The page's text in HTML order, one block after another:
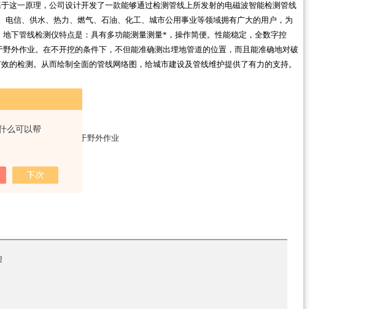
么可以帮
这一原理，公司设计开发了一款能够通过检测管线上所发射的电磁波智能检测管线
信、供水、热力、燃气、石油、化工、城市公用事业等领域拥有广大的用户，为
下管线检测仪特点是：具有多功能测量测量*，操作简便。性能稳定，全数字控
外作业。在不开挖的条件下，不但能准确测出埋地管道的位置，而且能准确地对破
的检测。从而绘制全面的管线网络图，给城市建设及管线维护提供了有力的支持。
备便携式设计，适用于野外作业